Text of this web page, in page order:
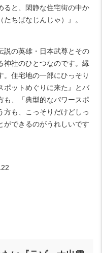
ると、閑静な住宅街の中か
ちばなじんじゃ）』。
説の英雄・日本武尊とその
神社のひとつなのです。縁
住宅地の一部にひっそり
ポットめぐりに来た』とバ
も、「典型的なパワースポ
方も、こっそりだけどしっ
ができるのがうれしいです